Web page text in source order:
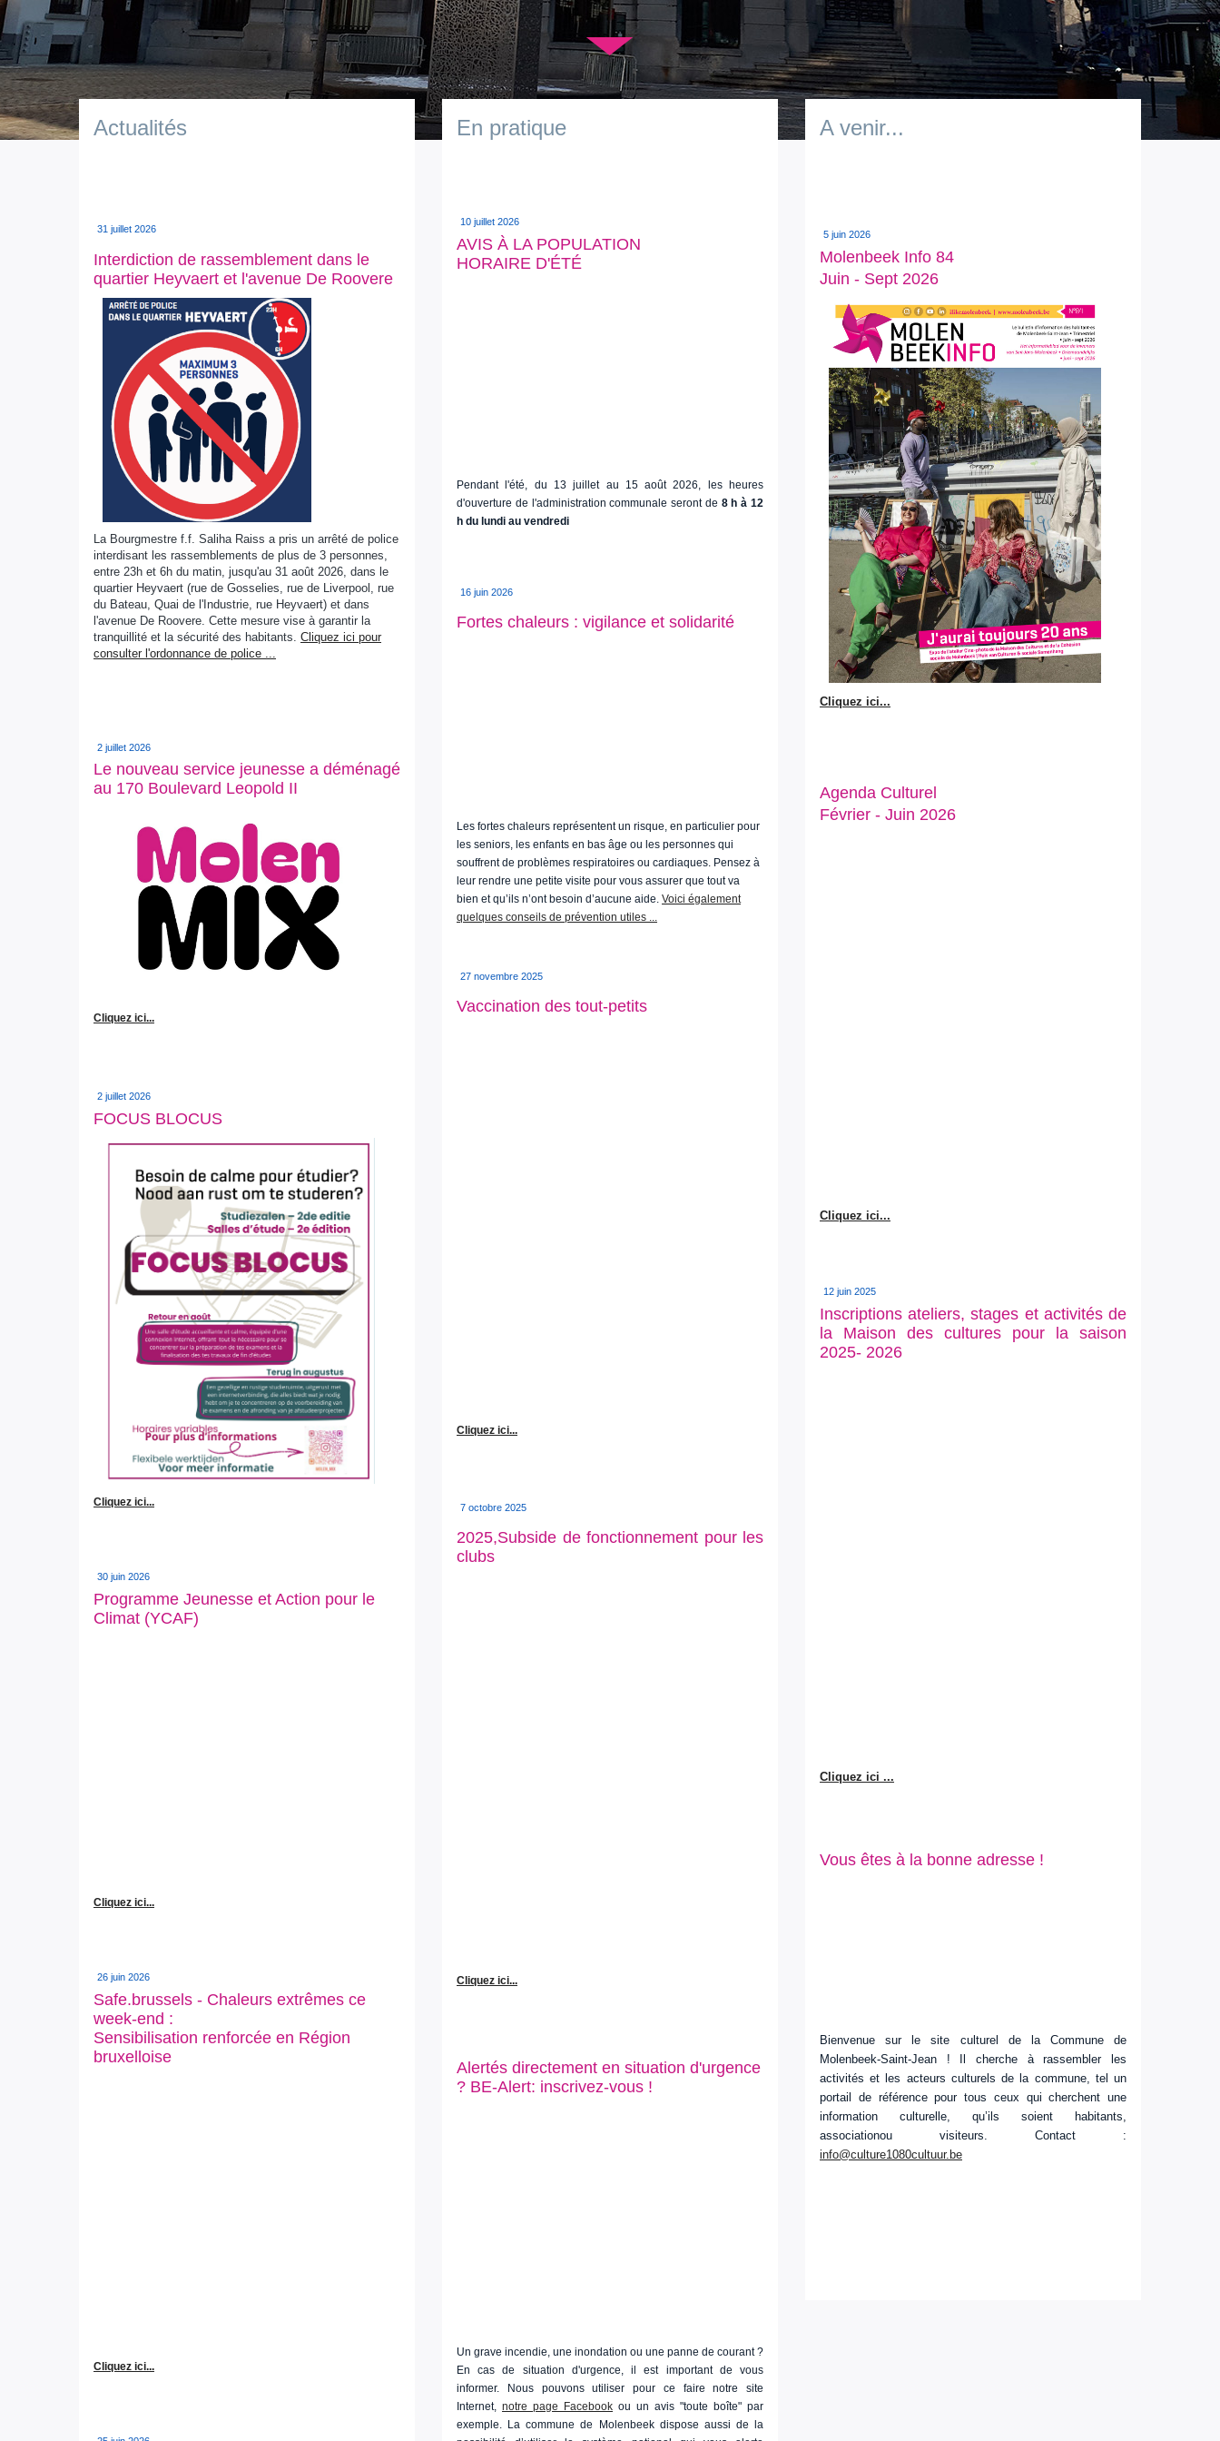
▼
Actualités
31 juillet 2026
Interdiction de rassemblement dans le
quartier Heyvaert et l'avenue De Roovere
La Bourgmestre f.f. Saliha Raiss a pris un arrêté de police
interdisant les rassemblements de plus de 3 personnes,
entre 23h et 6h du matin, jusqu'au 31 août 2026, dans le
quartier Heyvaert (rue de Gosselies, rue de Liverpool, rue
du Bateau, Quai de l'Industrie, rue Heyvaert) et dans
l'avenue De Roovere. Cette mesure vise à garantir la
tranquillité et la sécurité des habitants. Cliquez ici pour
consulter l'ordonnance de police ...
2 juillet 2026
Le nouveau service jeunesse a déménagé
au 170 Boulevard Leopold II
Cliquez ici...
2 juillet 2026
FOCUS BLOCUS
Cliquez ici...
30 juin 2026
Programme Jeunesse et Action pour le
Climat (YCAF)
Cliquez ici...
26 juin 2026
Safe.brussels - Chaleurs extrêmes ce
week-end :
Sensibilisation renforcée en Région
bruxelloise
Cliquez ici...
En pratique
10 juillet 2026
AVIS À LA POPULATION
HORAIRE D'ÉTÉ
Pendant l'été, du 13 juillet au 15 août 2026, les heures
d'ouverture de l'administration communale seront de 8 h à 12
h du lundi au vendredi
16 juin 2026
Fortes chaleurs : vigilance et solidarité
Les fortes chaleurs représentent un risque, en particulier pour
les seniors, les enfants en bas âge ou les personnes qui
souffrent de problèmes respiratoires ou cardiaques. Pensez à
leur rendre une petite visite pour vous assurer que tout va
bien et qu’ils n’ont besoin d’aucune aide. Voici également
quelques conseils de prévention utiles ...
27 novembre 2025
Vaccination des tout-petits
Cliquez ici...
7 octobre 2025
2025,Subside de fonctionnement pour les
clubs
Cliquez ici...
Alertés directement en situation d'urgence
? BE-Alert: inscrivez-vous !
Un grave incendie, une inondation ou une panne de courant ?
En cas de situation d'urgence, il est important de vous
informer. Nous pouvons utiliser pour ce faire notre site
Internet, notre page Facebook ou un avis "toute boîte" par
exemple. La commune de Molenbeek dispose aussi de la
A venir...
5 juin 2026
Molenbeek Info 84
Juin - Sept 2026
Cliquez ici...
Agenda Culturel
Février - Juin 2026
Cliquez ici...
12 juin 2025
Inscriptions ateliers, stages et activités de
la Maison des cultures pour la saison
2025- 2026
Cliquez ici ...
Vous êtes à la bonne adresse !
Bienvenue sur le site culturel de la Commune de
Molenbeek-Saint-Jean ! Il cherche à rassembler les
activités et les acteurs culturels de la commune, tel un
portail de référence pour tous ceux qui cherchent une
information culturelle, qu’ils soient habitants,
associationou visiteurs. Contact :
info@culture1080cultuur.be